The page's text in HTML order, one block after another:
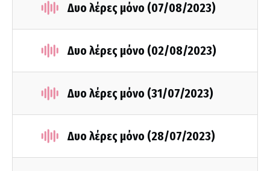
Δυο λέρες μόνο (07/08/2023)
Δυο λέρες μόνο (02/08/2023)
Δυο λέρες μόνο (31/07/2023)
Δυο λέρες μόνο (28/07/2023)